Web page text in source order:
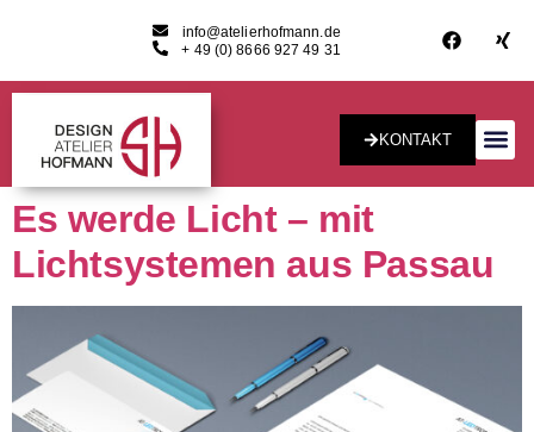
info@atelierhofmann.de
+ 49 (0) 8666 927 49 31
KONTAKT
Es werde Licht – mit
Lichtsystemen aus Passau